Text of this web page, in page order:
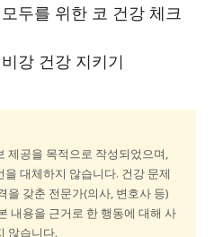
두를 위한 코 건강 체크
강 건강 지키기
제공을 목적으로 작성되었으며,
을 대체하지 않습니다. 건강 문제
을 갖춘 전문가(의사, 변호사 등)
내용을 근거로 한 행동에 대해 사
않습니다.